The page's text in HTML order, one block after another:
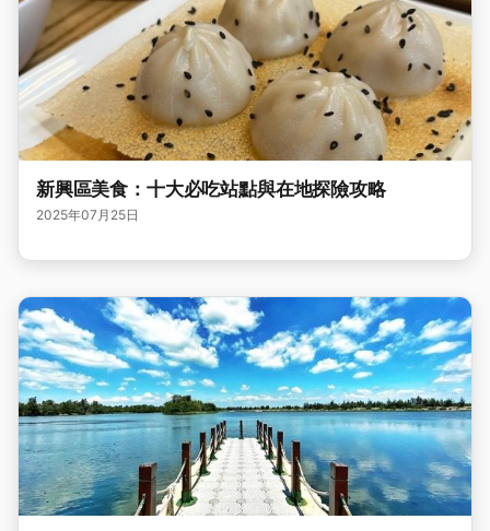
新興區美食：十大必吃站點與在地探險攻略
2025年07月25日